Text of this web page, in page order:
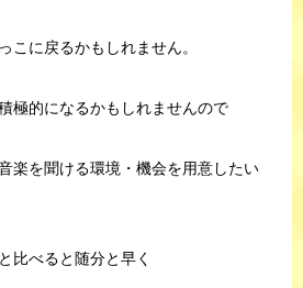
こに戻るかもしれません。
極的になるかもしれませんので
楽を聞ける環境・機会を用意したい
比べると随分と早く